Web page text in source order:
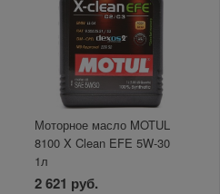
Моторное масло MOTUL
8100 X Clean EFE 5W-30
1л
2 621 руб.